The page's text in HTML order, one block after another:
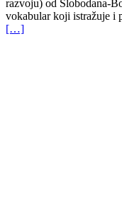
razvoju) od Slobodana-
vokabular koji istražuje i
[…]